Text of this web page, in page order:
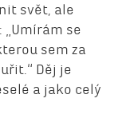
svět, ale
se
sem za
Děj je
a jako celý